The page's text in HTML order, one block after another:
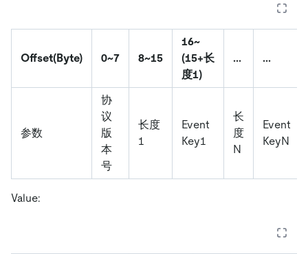
Offset(Byte) 0~7 8~15
16~
(15+长
度1)
... ...
参数
协
议
版
本
号
长度
1
Event
Key1
长
度
N
Event
KeyN
Value: